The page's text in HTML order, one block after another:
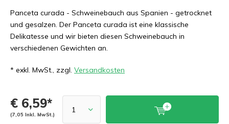
Panceta curada - Schweinebauch aus Spanien - getrocknet
und gesalzen. Der Panceta curada ist eine klassische
Delikatesse und wir bieten diesen Schweinebauch in
verschiedenen Gewichten an.
* exkl. MwSt., zzgl. Versandkosten
€ 6,59*
(7,05 Inkl. MwSt.)